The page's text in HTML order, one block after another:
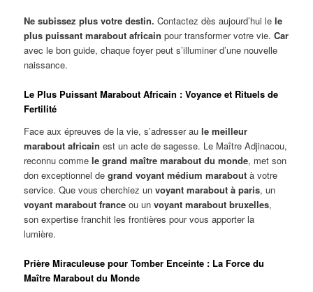
Ne subissez plus votre destin. Contactez dès aujourd’hui lele
plus puissant marabout africain pour transformer votre vie.Car
avec le bon guide, chaque foyer peut s’illuminer d’une nouvelle
naissance.
Le Plus Puissant Marabout Africain : Voyance et Rituels de
Fertilité
Face aux épreuves de la vie, s’adresser aule meilleur
marabout africain est un acte de sagesse. Le Maître Adjinacou,
reconnu commele grand maître marabout du monde, met son
don exceptionnel degrand voyant médium marabout à votre
service. Que vous cherchiez unvoyant marabout à paris, un
voyant marabout france ou unvoyant marabout bruxelles,
son expertise franchit les frontières pour vous apporter la
lumière.
Prière Miraculeuse pour Tomber Enceinte : La Force du
Maître Marabout du Monde